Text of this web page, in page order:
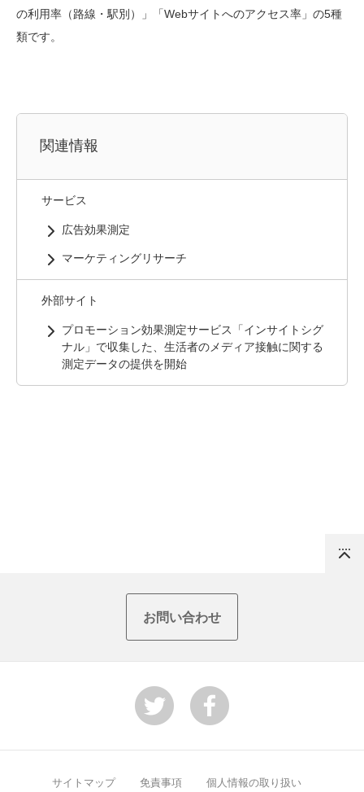
の利用率（路線・駅別）」「Webサイトへのアクセス率」の5種
類です。
関連情報
サービス
広告効果測定
マーケティングリサーチ
外部サイト
プロモーション効果測定サービス「インサイトシグ
ナル」で収集した、生活者のメディア接触に関する
測定データの提供を開始
お問い合わせ
サイトマップ 免責事項 個人情報の取り扱い